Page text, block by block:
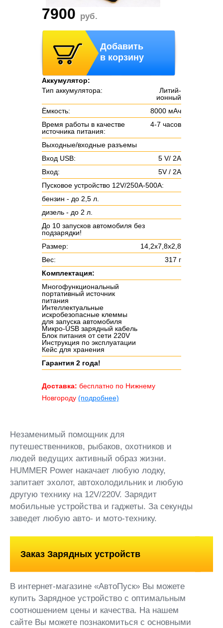
7900 руб.
Добавить
в корзину
Аккумулятор:
Тип аккумулятора:
Литий-
ионный
Ёмкость:
8000 мАч
Время работы в качестве
источника питания:
4-7 часов
Выходные/входные разъемы
Вход USB:
5 V/ 2А
Вход:
5V / 2А
Пусковое устройство 12V/250А-500А:
бензин - до 2,5 л.
дизель - до 2 л.
До 10 запусков автомобиля без
подзарядки!
Размер:
14,2x7,8x2,8
Вес:
317 г
Комплектация:
Многофункциональный
портативный источник
питания
Интеллектуальные
искробезопасные клеммы
для запуска автомобиля
Микро-USB зарядный кабель
Блок питания от сети 220V
Инструкция по эксплуатации
Кейс для хранения
Гарантия 2 года!
Доставка: бесплатно по Нижнему
Новгороду (подробнее)
Незаменимый помощник для
путешественников, рыбаков, охотников и
людей ведущих активный образ жизни.
HUMMER Power накачает любую лодку,
запитает эхолот, автохолодильник и любую
другую технику на 12V/220V. Зарядит
мобильные устройства и гаджеты. За секунды
заведет любую авто- и мото-технику.
Заказ Зарядных устройств
В интернет-магазине «АвтоПуск» Вы можете
купить Зарядное устройство с оптимальным
соотношением цены и качества. На нашем
сайте Вы можете познакомиться с основными